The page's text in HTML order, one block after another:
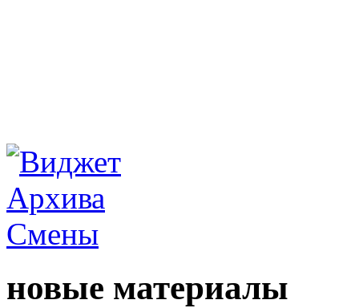
новые материалы